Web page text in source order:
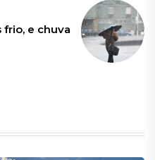
frio, e chuva